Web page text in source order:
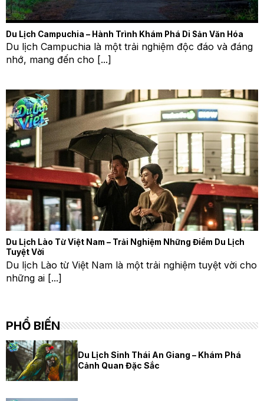
Du Lịch Campuchia – Hành Trình Khám Phá Di Sản Văn Hóa
Du lịch Campuchia là một trải nghiệm độc đáo và đáng
nhớ, mang đến cho [...]
Du Lịch Lào Từ Việt Nam – Trải Nghiệm Những Điểm Du Lịch
Tuyệt Vời
Du lịch Lào từ Việt Nam là một trải nghiệm tuyệt vời cho
những ai [...]
PHỔ BIẾN
Du Lịch Sinh Thái An Giang – Khám Phá
Cảnh Quan Đặc Sắc